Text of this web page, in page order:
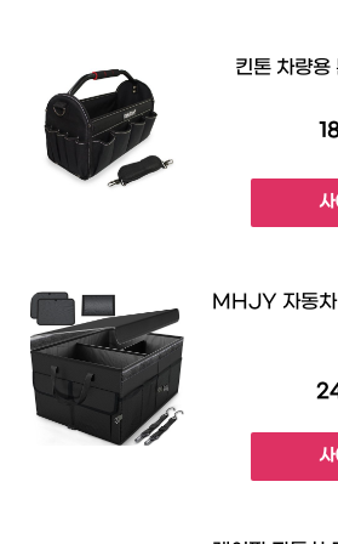
킨톤 차량용
사
MHJY 자동차
사